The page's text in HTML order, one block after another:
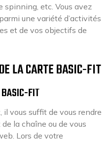
spinning, etc. Vous avez
une variété d’activités
et de vos objectifs de
LA CARTE BASIC-FIT
BASIC-FIT
vous suffit de vous rendre
la chaîne ou de vous
Lors de votre